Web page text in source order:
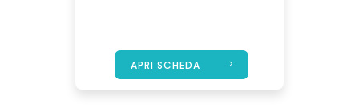
APRI SCHEDA